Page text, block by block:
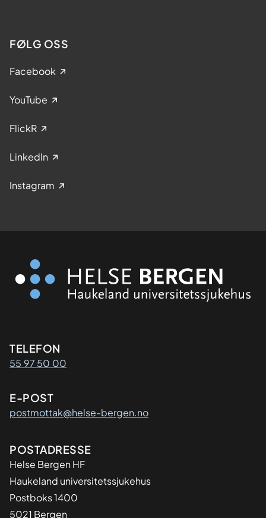
FØLG OSS
Facebook
YouTube
FlickR
LinkedIn
Instagram
Kontaktinformasjon
TELEFON
55 97 50 00
E-POST
postmottak@helse-bergen.no
Adresse
POSTADRESSE
Helse Bergen HF
Haukeland universitetssjukehus
Postboks 1400
5021 Bergen